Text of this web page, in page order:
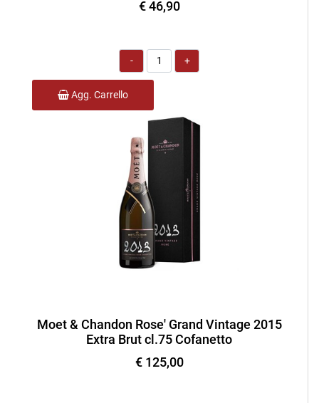
€ 46,90
Quantità
Agg. Carrello
Moet & Chandon Rose' Grand Vintage 2015
Extra Brut cl.75 Cofanetto
€ 125,00